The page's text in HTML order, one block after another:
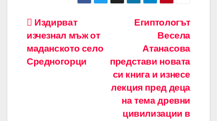
Навигация
Египтологът
Весела
Атанасова
представи новата
си книга и изнесе
лекция пред деца
на тема древни
цивилизации в
Издирват
изчезнал мъж от
маданското село
Средногорци